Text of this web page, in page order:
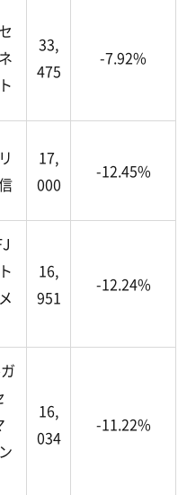
33,
475
-7.92%
17,
000
-12.45%
16,
951
-12.24%
16,
034
-11.22%